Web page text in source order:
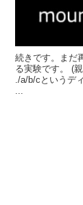
続きです。まだ
る実験です。 (
./a/b/cというデ